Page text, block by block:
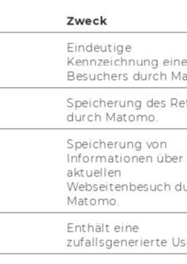
NewsletterBluesky
Zweck
Eindeutige
Kennzeichnung
Besuchers durch
Speicherung des
durch Matomo.
Speicherung von
Informationen über
aktuellen
Webseitenbesuch
Matomo.
Enthält eine
zufallsgenerierte